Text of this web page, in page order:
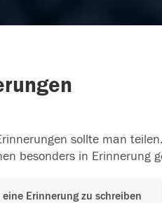
sollte man teilen.
besonders in Erinnerung
Erinnerung zu schreiben